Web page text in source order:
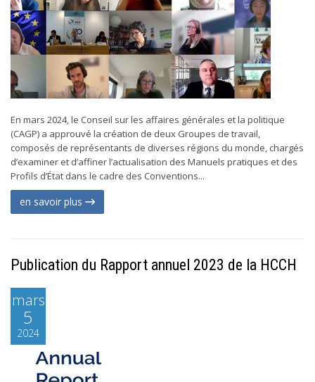
En mars 2024, le Conseil sur les affaires générales et la politique
(CAGP) a approuvé la création de deux Groupes de travail,
composés de représentants de diverses régions du monde, chargés
d’examiner et d’affiner l’actualisation des Manuels pratiques et des
Profils d’État dans le cadre des Conventions...
en savoir plus
Publication du Rapport annuel 2023 de la HCCH
mars
5
2024